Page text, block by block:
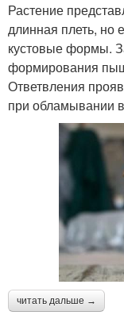
Растение
длинная плеть, но
кустовые формы.
формирования
Ответвления
при обламывании
читать дальше →